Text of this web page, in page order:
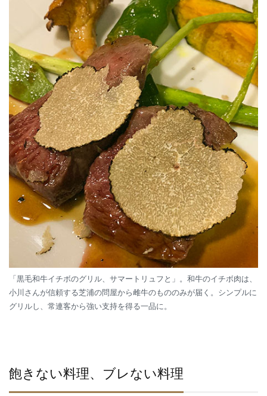
「黒毛和牛イチボのグリル、サマートリュフと」。和牛のイチボ肉は、
小川さんが信頼する芝浦の問屋から雌牛のもののみが届く。シンプルに
グリルし、常連客から強い支持を得る一品に。
飽きない料理、ブレない料理